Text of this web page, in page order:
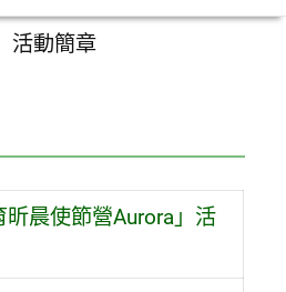
活動簡章
晨使節營Aurora」活